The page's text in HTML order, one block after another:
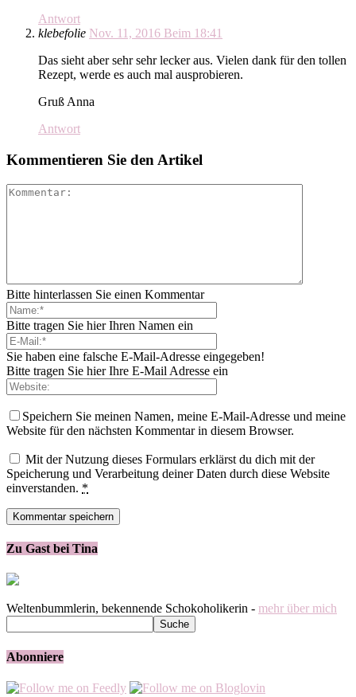
Antwort
klebefolie Nov. 11, 2016 Beim 18:41
Das sieht aber sehr sehr lecker aus. Vielen dank für den tollen
Rezept, werde es auch mal ausprobieren.
Gruß Anna
Antwort
Kommentieren Sie den Artikel
Bitte hinterlassen Sie einen Kommentar
Bitte tragen Sie hier Ihren Namen ein
Sie haben eine falsche E-Mail-Adresse eingegeben!
Bitte tragen Sie hier Ihre E-Mail Adresse ein
Speichern Sie meinen Namen, meine E-Mail-Adresse und meine
Website für den nächsten Kommentar in diesem Browser.
Mit der Nutzung dieses Formulars erklärst du dich mit der
Speicherung und Verarbeitung deiner Daten durch diese Website
einverstanden. *
Zu Gast bei Tina
Weltenbummlerin, bekennende Schokoholikerin - mehr über mich
Abonniere